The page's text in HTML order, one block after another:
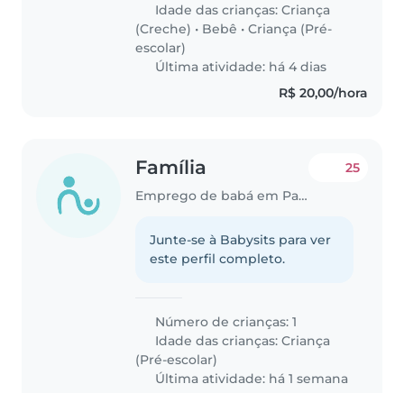
Idade das crianças:Criança
(Creche) • Bebê •Criança (Pré-
escolar)
Última atividade: há 4 dias
R$ 20,00/hora
Família
Emprego de babá em Paulista
25
Junte-se à Babysits para ver
este perfil completo.
Número de crianças: 1
Idade das crianças:Criança
(Pré-escolar)
Última atividade: há 1 semana